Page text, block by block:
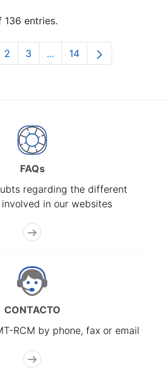
136 entries.
Page
2 Page
3 ...Intermediate Pages Use
Page
14
FAQs
regarding the different
in our websites
CONTACTO
RCM by phone, fax or email